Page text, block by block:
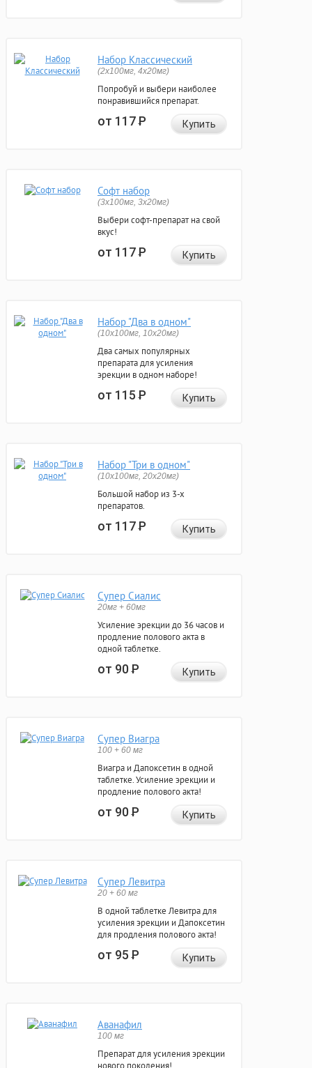
Набор Классический
(2x100мг, 4x20мг)
Попробуй и выбери наиболее
понравившийся препарат.
от 117Р Купить
Софт набор
(3x100мг, 3x20мг)
Выбери софт-препарат на свой
вкус!
от 117Р Купить
Набор "Два в одном"
(10x100мг, 10x20мг)
Два самых популярных
препарата для усиления
эрекции в одном наборе!
от 115Р Купить
Набор "Три в одном"
(10x100мг, 20x20мг)
Большой набор из 3-х
препаратов.
от 117Р Купить
Супер Сиалис
20мг + 60мг
Усиление эрекции до 36 часов и
продление полового акта в
одной таблетке.
от 90Р Купить
Супер Виагра
100 + 60 мг
Виагра и Дапоксетин в одной
таблетке. Усиление эрекции и
продление полового акта!
от 90Р Купить
Супер Левитра
20 + 60 мг
В одной таблетке Левитра для
усиления эрекции и Дапоксетин
для продления полового акта!
от 95Р Купить
Аванафил
100 мг
Препарат для усиления эрекции